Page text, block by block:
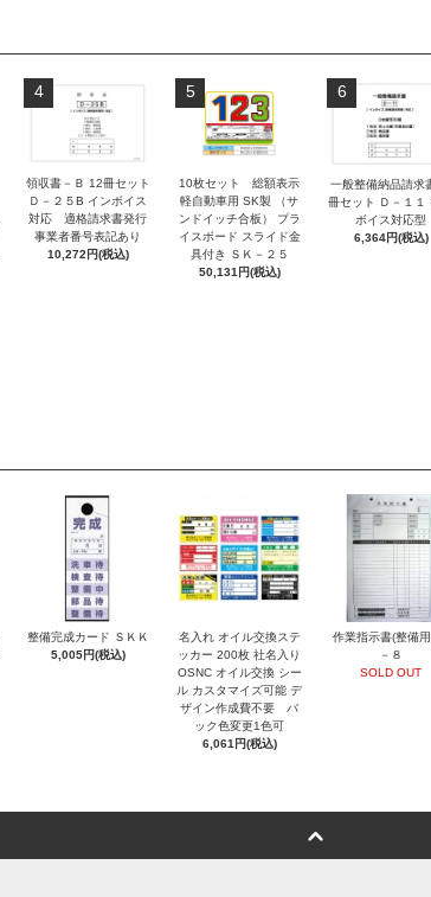
4
領収書－Ｂ 12冊セット
Ｄ－２５B インボイス
対応 適格請求書発行
事業者番号表記あり
10,272円(税込)
5
10枚セット 総額表示
軽自動車用 SK製 （サ
ンドイッチ合板） プラ
イスボード スライド金
具付き ＳＫ－２５
50,131円(税込)
6
一般整備納品請求
冊セット Ｄ－１１
ボイス対応型
6,364円(税込)
整備完成カード ＳＫＫ
5,005円(税込)
名入れ オイル交換ステ
ッカー 200枚 社名入り
OSNC オイル交換 シー
ル カスタマイズ可能 デ
ザイン作成費不要 バ
ック色変更1色可
6,061円(税込)
作業指示書(整備用
－８
SOLD OUT